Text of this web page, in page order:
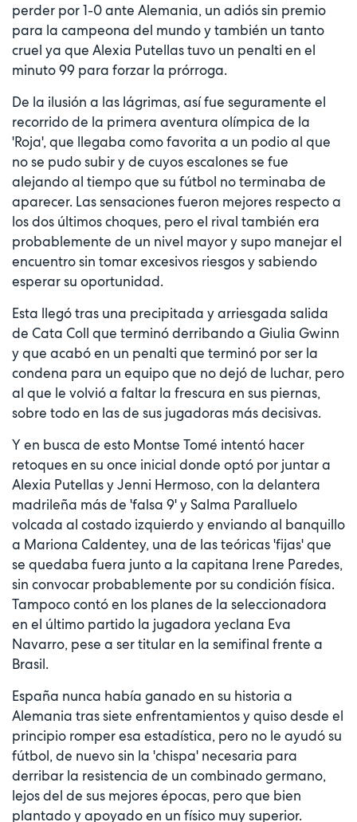
perder por 1-0 ante Alemania, un adiós sin premio
para la campeona del mundo y también un tanto
cruel ya que Alexia Putellas tuvo un penalti en el
minuto 99 para forzar la prórroga.
De la ilusión a las lágrimas, así fue seguramente el
recorrido de la primera aventura olímpica de la
'Roja', que llegaba como favorita a un podio al que
no se pudo subir y de cuyos escalones se fue
alejando al tiempo que su fútbol no terminaba de
aparecer. Las sensaciones fueron mejores respecto a
los dos últimos choques, pero el rival también era
probablemente de un nivel mayor y supo manejar el
encuentro sin tomar excesivos riesgos y sabiendo
esperar su oportunidad.
Esta llegó tras una precipitada y arriesgada salida
de Cata Coll que terminó derribando a Giulia Gwinn
y que acabó en un penalti que terminó por ser la
condena para un equipo que no dejó de luchar, pero
al que le volvió a faltar la frescura en sus piernas,
sobre todo en las de sus jugadoras más decisivas.
Y en busca de esto Montse Tomé intentó hacer
retoques en su once inicial donde optó por juntar a
Alexia Putellas y Jenni Hermoso, con la delantera
madrileña más de 'falsa 9' y Salma Paralluelo
volcada al costado izquierdo y enviando al banquillo
a Mariona Caldentey, una de las teóricas 'fijas' que
se quedaba fuera junto a la capitana Irene Paredes,
sin convocar probablemente por su condición física.
Tampoco contó en los planes de la seleccionadora
en el último partido la jugadora yeclana Eva
Navarro, pese a ser titular en la semifinal frente a
Brasil.
España nunca había ganado en su historia a
Alemania tras siete enfrentamientos y quiso desde el
principio romper esa estadística, pero no le ayudó su
fútbol, de nuevo sin la 'chispa' necesaria para
derribar la resistencia de un combinado germano,
lejos del de sus mejores épocas, pero que bien
plantado y apoyado en un físico muy superior.